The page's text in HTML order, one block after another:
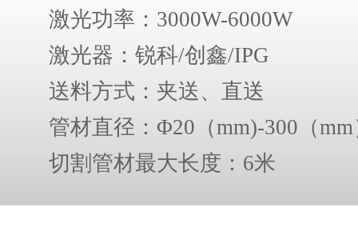
激光功率：3000W-6000W
激光器：锐科/创鑫/IPG
送料方式：夹送、直送
管材直径：Φ20（mm)-300（
切割管材最大长度：6米